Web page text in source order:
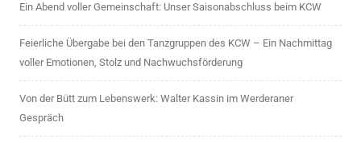
Ein Abend voller Gemeinschaft: Unser Saisonabschluss beim KCW
Feierliche Übergabe bei den Tanzgruppen des KCW – Ein Nachmittag
voller Emotionen, Stolz und Nachwuchsförderung
Von der Bütt zum Lebenswerk: Walter Kassin im Werderaner
Gespräch